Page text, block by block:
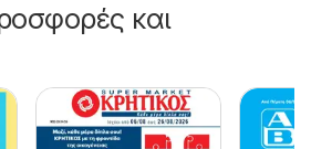
και